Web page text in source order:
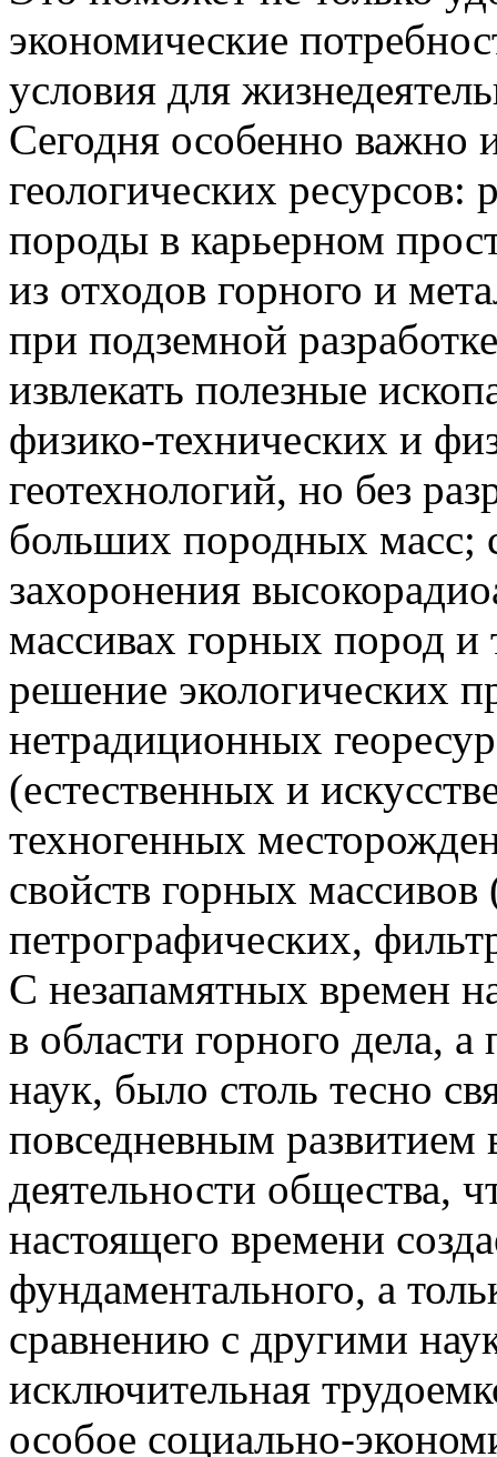
экономические
условия для
Сегодня особенно важно
геологических ресурсов:
породы в карьерном
из отходов горного и
при подземной
извлекать полезные
физико-технических и
геотехнологий, но без
больших породных масс;
захоронения
массивах горных пород и
решение экологических
нетрадиционных
(естественных и
техногенных
свойств горных массивов
петрографических,
С незапамятных времен
в области горного дела,
наук, было столь тесно
повседневным развитием
деятельности общества,
настоящего времени
фундаментального, а
сравнению с другими
исключительная
особое социально-